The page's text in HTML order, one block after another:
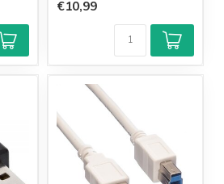
€10,99